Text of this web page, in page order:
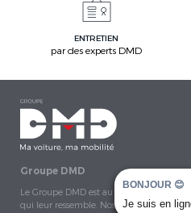
ENTRETIEN
par des experts DMD
Groupe DMD
Le Groupe DMD est au plus près de ses
qui leur ressemble. Nos 875 salariés
BONJOUR 😊
Je suis en